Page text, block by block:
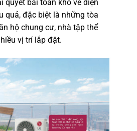
quyết bài toán khó về diện
quả, đặc biệt là những tòa
hộ chung cư, nhà tập thể
vị trí lắp đặt.